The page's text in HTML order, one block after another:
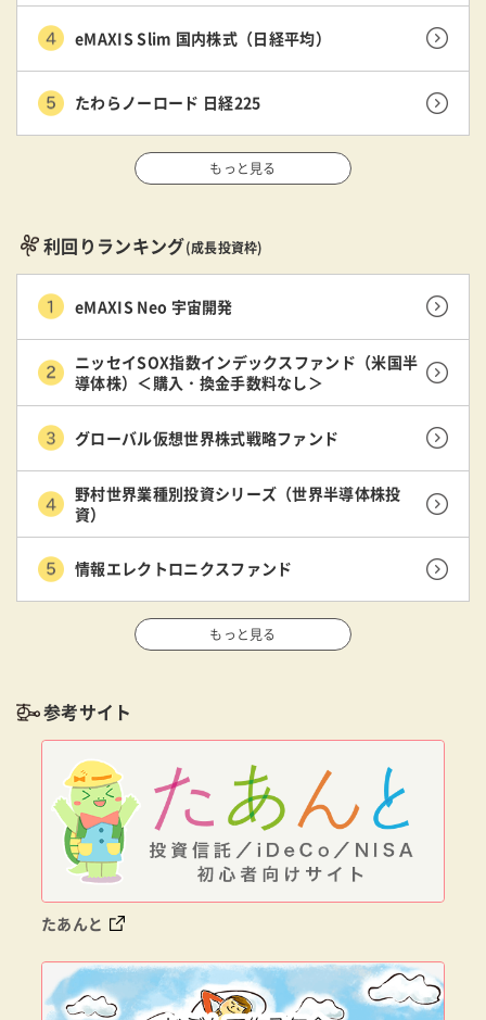
eMAXIS Slim 国内株式（日経平均）
たわらノーロード 日経225
もっと見る
利回りランキング(成長投資枠)
eMAXIS Neo 宇宙開発
ニッセイSOX指数インデックスファンド（米国半
導体株）＜購入・換金手数料なし＞
グローバル仮想世界株式戦略ファンド
野村世界業種別投資シリーズ（世界半導体株投
資）
情報エレクトロニクスファンド
もっと見る
参考サイト
たあんと